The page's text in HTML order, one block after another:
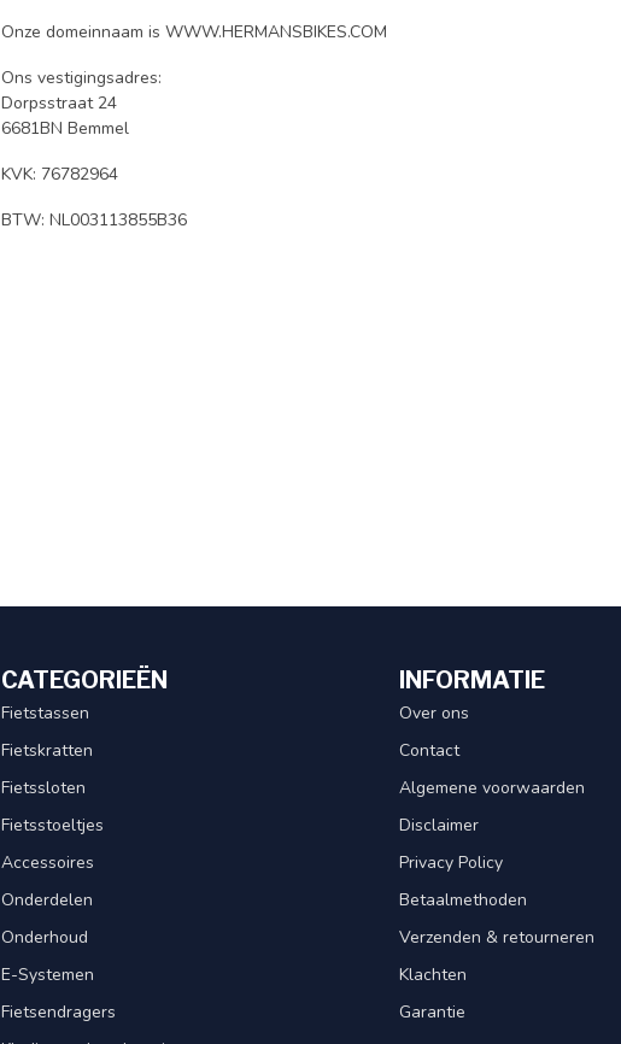
Onze domeinnaam is WWW.HERMANSBIKES.COM
Ons vestigingsadres:
Dorpsstraat 24
6681BN Bemmel
KVK: 76782964
BTW: NL003113855B36
CATEGORIEËN
Fietstassen
Fietskratten
Fietssloten
Fietsstoeltjes
Accessoires
Onderdelen
Onderhoud
E-Systemen
Fietsendragers
INFORMATIE
Over ons
Contact
Algemene voorwaarden
Disclaimer
Privacy Policy
Betaalmethoden
Verzenden & retourneren
Klachten
Garantie